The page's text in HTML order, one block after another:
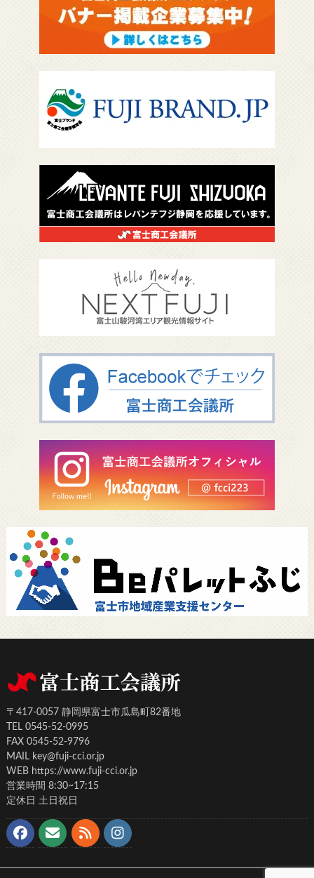
〒417-0057 静岡県富士市瓜島町82番地
TEL 0545-52-0995
FAX 0545-52-9796
MAIL key@fuji-cci.or.jp
WEB https://www.fuji-cci.or.jp
営業時間 8:30~17:15
定休日 土日祝日